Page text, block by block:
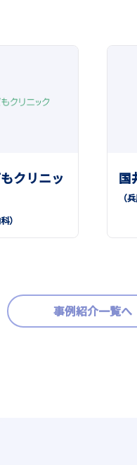
クリニッ
）
国
（
事例紹介一覧へ